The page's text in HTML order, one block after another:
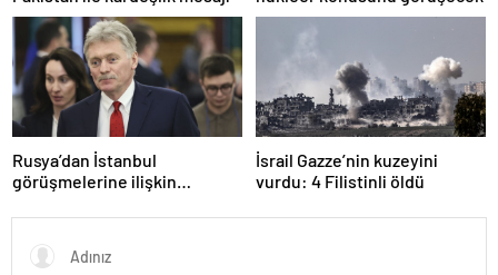
Rusya’dan İstanbul
görüşmelerine ilişkin
İsrail Gazze’nin kuzeyini
vurdu: 4 Filistinli öldü